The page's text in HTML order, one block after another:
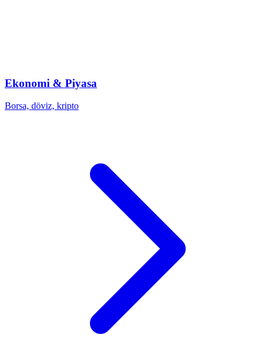
Ekonomi & Piyasa
Borsa, döviz, kripto